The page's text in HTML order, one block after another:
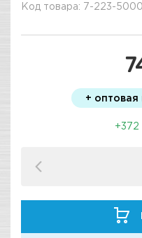
Код товара: 7-223-5000
+ оптовая
+372